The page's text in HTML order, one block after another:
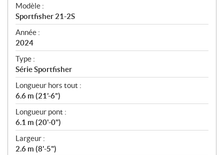
c
i
f
i
c
a
t
i
o
n
s
Modèle :
Sportfisher 21-2S
Année :
2024
Type :
Série Sportfisher
Longueur hors tout :
6.6 m (21’-6”)
Longueur pont :
6.1 m (20'-0")
Largeur :
2.6 m (8'-5")